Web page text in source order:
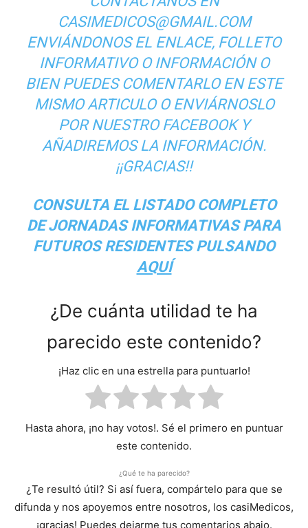
CASIMEDICOS@GMAIL.COM
ENVIÁNDONOS EL ENLACE, FOLLETO
INFORMATIVO O INFORMACIÓN O
BIEN PUEDES COMENTARLO EN ESTE
MISMO ARTICULO O ENVIÁRNOSLO
POR NUESTRO FACEBOOK Y
AÑADIREMOS LA INFORMACIÓN.
¡¡GRACIAS!!
CONSULTA EL LISTADO COMPLETO
DE JORNADAS INFORMATIVAS PARA
FUTUROS RESIDENTES PULSANDO
AQUÍ
¿De cuánta utilidad te ha
parecido este contenido?
¡Haz clic en una estrella para puntuarlo!
Hasta ahora, ¡no hay votos!. Sé el primero en puntuar
este contenido.
¿Qué te ha parecido?
¿Te resultó útil? Si así fuera, compártelo para que se
difunda y nos apoyemos entre nosotros, los casiMedicos,
¡gracias! Puedes dejarme tus comentarios abajo.